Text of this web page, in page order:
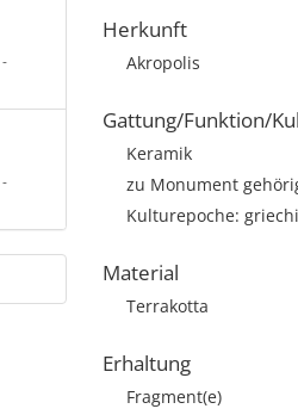
-
-
Herkunft
Akropolis
Gattung/Funktion/
Keramik
zu Monument
Kulturepoche:
Material
Terrakotta
Erhaltung
Fragment(e)